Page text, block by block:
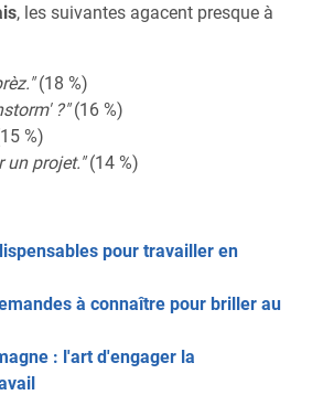
, les suivantes agacent presque à
(18 %)
?"(16 %)
%)
un projet."(14 %)
pour travailler en
à connaître pour briller au
: l'art d'engager la